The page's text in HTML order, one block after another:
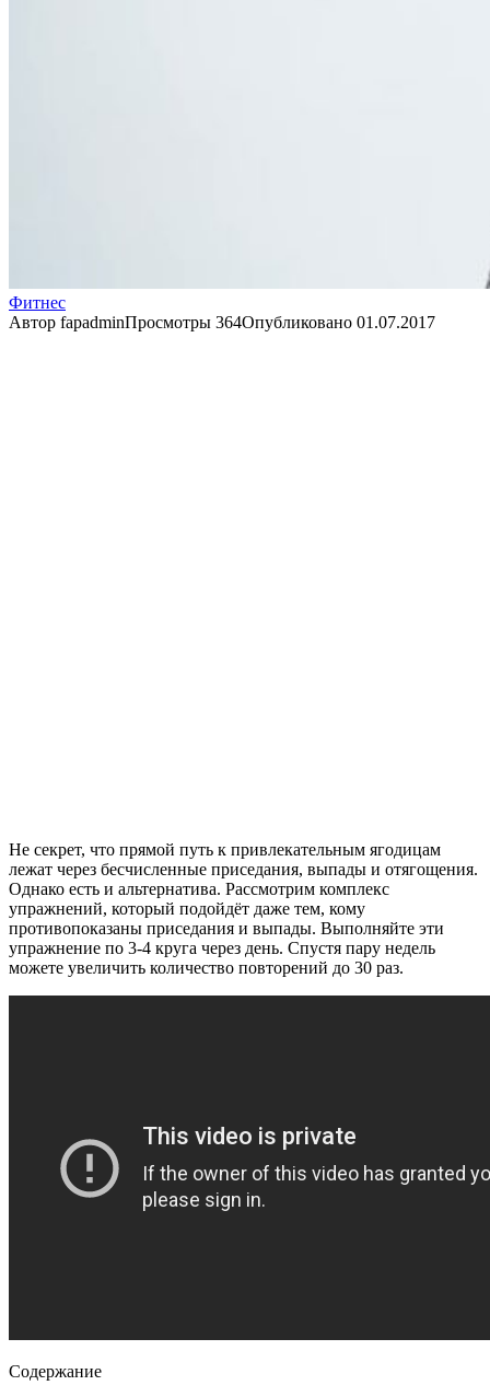
Фитнес
Автор fapadminПросмотры 364Опубликовано 01.07.2017
Не секрет, что прямой путь к привлекательным ягодицам
лежат через бесчисленные приседания, выпады и отягощения.
Однако есть и альтернатива. Рассмотрим комплекс
упражнений, который подойдёт даже тем, кому
противопоказаны приседания и выпады. Выполняйте эти
упражнение по 3-4 круга через день. Спустя пару недель
можете увеличить количество повторений до 30 раз.
Содержание